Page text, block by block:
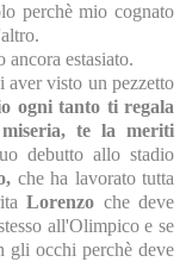
perchè mio cognato
ancora estasiato.
aver visto un pezzetto
ogni tanto ti regala
te la meriti
debutto allo stadio
che ha lavorato tutta
Lorenzo che deve
all'Olimpico e se
gli occhi perchè deve